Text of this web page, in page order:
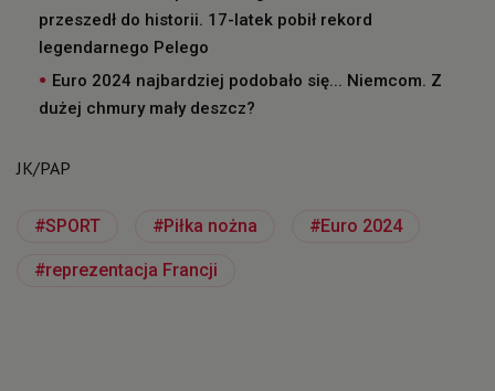
przeszedł do historii. 17-latek pobił rekord
legendarnego Pelego
Euro 2024 najbardziej podobało się... Niemcom. Z
dużej chmury mały deszcz?
JK/PAP
SPORT Piłka nożna Euro 2024
reprezentacja Francji